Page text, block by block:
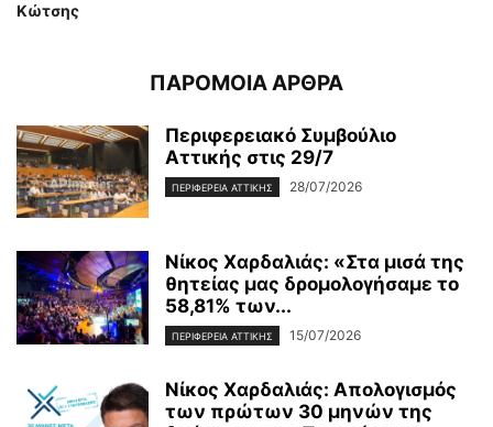
Κώτσης
ΠΑΡΟΜΟΙΑ ΑΡΘΡΑ
Περιφερειακό Συμβούλιο
Αττικής στις 29/7
ΠΕΡΙΦΕΡΕΙΑ ΑΤΤΙΚΗΣ 28/07/2026
Νίκος Χαρδαλιάς: «Στα μισά της
θητείας μας δρομολογήσαμε το
58,81% των...
ΠΕΡΙΦΕΡΕΙΑ ΑΤΤΙΚΗΣ 15/07/2026
Νίκος Χαρδαλιάς: Απολογισμός
των πρώτων 30 μηνών της